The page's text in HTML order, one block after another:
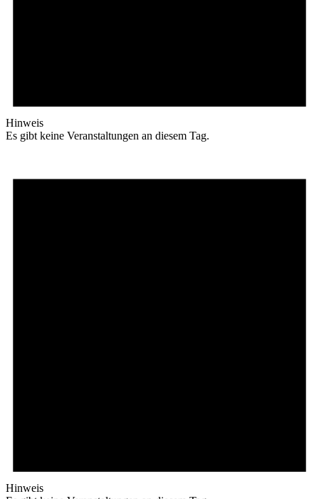
Hinweis
Es gibt keine Veranstaltungen an diesem Tag.
Hinweis